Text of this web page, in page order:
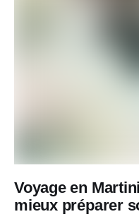
Voyage en
mieux préparer